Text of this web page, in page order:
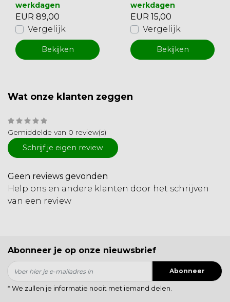
werkdagen
EUR 89,00
Vergelijk
Bekijken
werkdagen
EUR 15,00
Vergelijk
Bekijken
Wat onze klanten zeggen
Gemiddelde van 0 review(s)
Schrijf je eigen review
Geen reviews gevonden
Help ons en andere klanten door het schrijven
van een review
Abonneer je op onze nieuwsbrief
Abonneer
* We zullen je informatie nooit met iemand delen.